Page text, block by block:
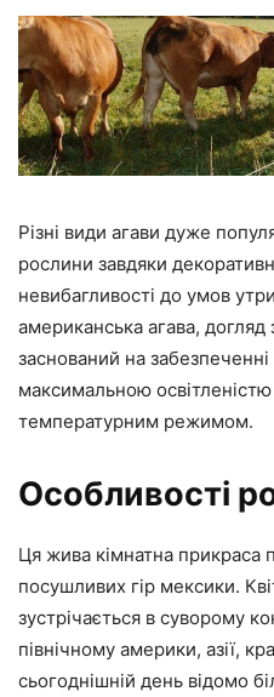
Різні види агави дуже
рослини завдяки
невибагливості до умов
американська агава,
заснований на
максимальною освітленістю
температурним режимом.
Особливості
Ця жива кімнатна прикраса
посушливих гір мексики.
зустрічається в суворому
північному америки, азії,
сьогоднішній день відомо